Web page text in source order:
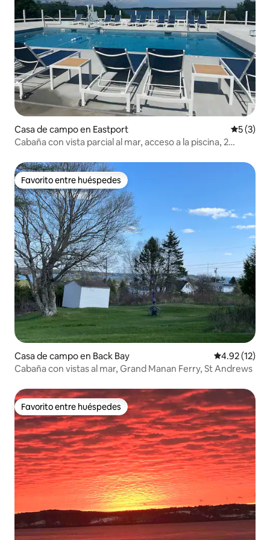
Casa de campo en Eastport
5 (3)
Cabaña con vista parcial al mar, acceso a la piscina, 2
Favorito entre huéspedes
Favorito entre huéspedes
Casa de campo en Back Bay Calificación
4.92 (12)
Cabaña con vistas al mar, Grand Manan Ferry, St Andrews
Favorito entre huéspedes
Favorito entre huéspedes